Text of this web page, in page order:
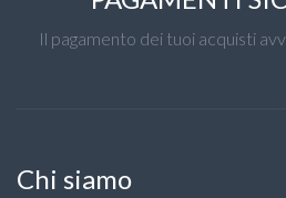
Il pagamento dei tuoi acquisti
Chi siamo